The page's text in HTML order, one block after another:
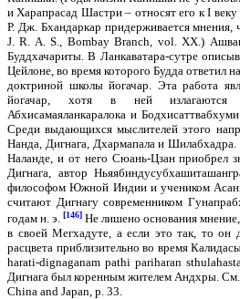
и Харапрасад Шастри – относят его к I веку
Р. Дж. Бхандаркар придерживается мнения,
J. R. A. S., Bombay Branch, vol. XX.)
Буддхачариты. В Ланкаватара-сутре
Цейлоне, во время которого Будда ответил
доктриной школы йогачар. Эта работа
йогачар, хотя в ней излагаются
Абхисамаяланкаралока и
Среди выдающихся мыслителей этого
Нанда, Дигнага, Дхармапала и
Наланде, и от него Сюань-Цзан приобрел
Дигнага, автор
философом Южной Индии и учеником
считают Дигнагу современником
годам н. э.
[146] Не лишено основания
в своей Мегхадуте, а если это так, то он
расцвета приблизительно во время
harati-dignaganam pathi pariharan
Дигнага был коренным жителем Андхры.
China and Japan, p. 33.